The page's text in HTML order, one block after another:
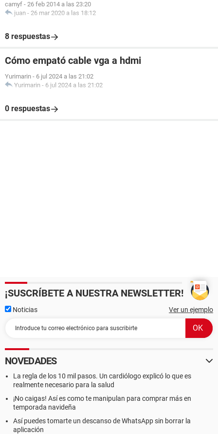
camyf - 26 feb 2014 a las 23:20
juan - 26 mar 2020 a las 18:12
8 respuestas
Cómo empató cable vga a hdmi
Yurimarin - 6 jul 2024 a las 21:02
Yurimarin - 6 jul 2024 a las 21:02
0 respuestas
¡SUSCRÍBETE A NUESTRA NEWSLETTER!
Noticias Ver un ejemplo
NOVEDADES
La regla de los 10 mil pasos. Un cardiólogo explicó lo que es
realmente necesario para la salud
¡No caigas! Así es como te manipulan para comprar más en
temporada navideña
Así puedes tomarte un descanso de WhatsApp sin borrar la
aplicación